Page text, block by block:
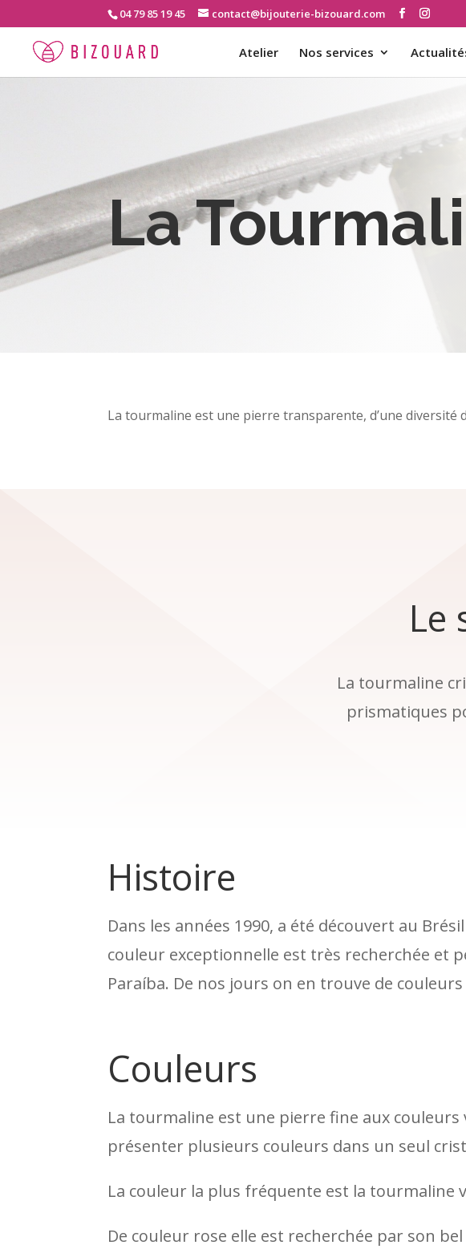
04 79 85 19 45 contact@bijouterie-bizouard.com
Atelier Nos services
La
La tourmaline est une pierre transparente, d’une diversité
Le
La tourmaline
prismatiques
Histoire
Dans les années 1990, a été découvert au
couleur exceptionnelle est très recherchée et
Paraíba. De nos jours on en trouve de
Couleurs
La tourmaline est une pierre fine aux
présenter plusieurs couleurs dans un seul
La couleur la plus fréquente est la tourmaline
De couleur rose elle est recherchée par son bel